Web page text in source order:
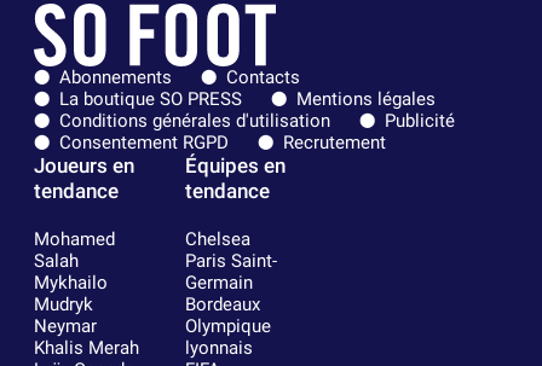
Abonnements
Contacts
La boutique SO PRESS
Mentions légales
Conditions générales d'utilisation
Publicité
Consentement RGPD
Recrutement
Joueurs en
tendance
Mohamed
Salah
Mykhailo
Mudryk
Neymar
Khalis Merah
Équipes en
tendance
Chelsea
Paris Saint-
Germain
Bordeaux
Olympique
lyonnais